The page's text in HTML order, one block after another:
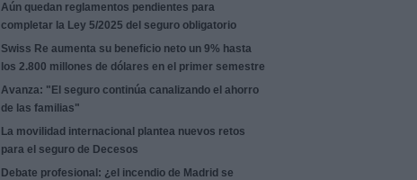
Aún quedan reglamentos pendientes para
completar la Ley 5/2025 del seguro obligatorio
Swiss Re aumenta su beneficio neto un 9% hasta
los 2.800 millones de dólares en el primer semestre
Avanza: "El seguro continúa canalizando el ahorro
de las familias"
La movilidad internacional plantea nuevos retos
para el seguro de Decesos
Debate profesional: ¿el incendio de Madrid se